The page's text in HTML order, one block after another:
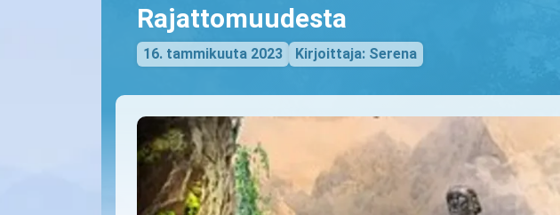
Rajattomuudesta
16. tammikuuta 2023 Kirjoittaja: Serena